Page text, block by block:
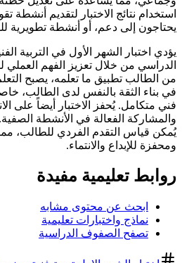
استخدام نتائج الاختبار لتقديم أنشطة
يحتاجون إلى دعم، أو أنشطة تطويرية
يؤدي اختبار الشهر الأول في التربية
الدراسي من خلال تعزيز الفهم العملي
من الطالب تطبيق ما تعلمه، يصبح
في بناء الثقة بالنفس لدى الطالب،
فني متكامل. يُحفز الاختبار أيضاً على
والمشاركة الفعالة في الأنشطة
يُمكن قياس التقدم الفردي للطالب، مما
ومحفزة للإبداع والانتماء.
روابط تعليمية مفيدة
ابحث عن محتوى مشابه
نماذج واختبارات تعليمية
تصفح الصفوف الدراسية